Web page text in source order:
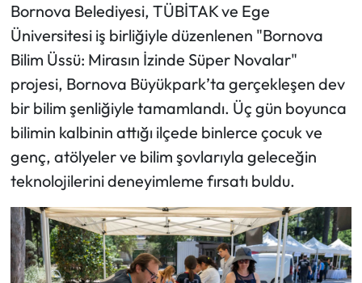
Bornova Belediyesi, TÜBİTAK ve Ege
Üniversitesi iş birliğiyle düzenlenen "Bornova
Bilim Üssü: Mirasın İzinde Süper Novalar"
projesi, Bornova Büyükpark’ta gerçekleşen dev
bir bilim şenliğiyle tamamlandı. Üç gün boyunca
bilimin kalbinin attığı ilçede binlerce çocuk ve
genç, atölyeler ve bilim şovlarıyla geleceğin
teknolojilerini deneyimleme fırsatı buldu.